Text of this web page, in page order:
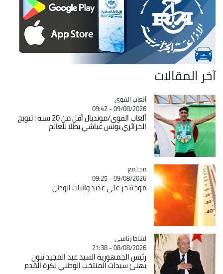
آخر المقالات
Catégorie
ألعاب القوى
09/08/2026 - 09:42
ألعاب القوى/مونديال أقل من 20 سنة : تتويج
الجزائري يونس عياشي بطلا للعالم
Catégorie
مجتمع
09/08/2026 - 09:25
موجة حر على عديد ولايات الوطن
Catégorie
نشاط رئاسي
08/08/2026 - 21:38
رئيس الجمهورية السيد عبد المجيد تبون
يهنئ سيدات المنتخب الوطني لكرة القدم